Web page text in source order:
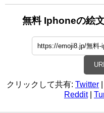
無料 Iphoneの絵
クリックして共有: Twitter
Reddit|